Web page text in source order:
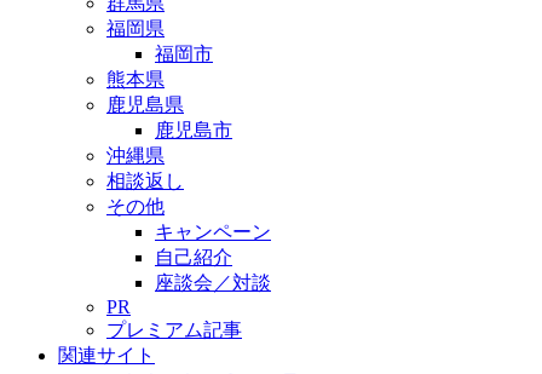
福岡県
福岡市
熊本県
鹿児島県
鹿児島市
沖縄県
相談返し
その他
キャンペーン
自己紹介
座談会／対談
PR
プレミアム記事
関連サイト